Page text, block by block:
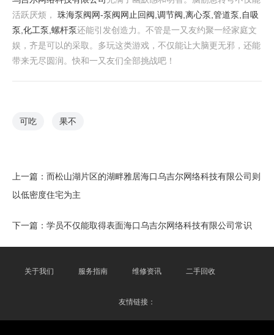
活跃厌烦， 珠海泵阀网-泵阀网止回阀,调节阀,离心泵,管道泵,自吸
泵,化工泵,螺杆泵还能引发创造力。不管是一又友约聚一经家庭文
娱，齐是可以的采取。多玩这类游戏，不仅能让大脑更无邪，还能
带来无尽圆润。快和一又友们全部挑战吧！
可吃 果不
上一篇： 而松山湖片区的湖畔雅居海口乌吉尔网络科技有限公司则
以低密度住宅为主
下一篇： 学员不仅能取得表面海口乌吉尔网络科技有限公司常识
关于我们 服务指南 维修资讯 二手回收
友情链接：